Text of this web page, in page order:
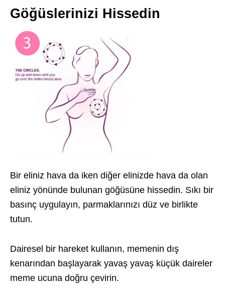
Göğüslerinizi Hissedin
Bir eliniz hava da iken diğer elinizde hava da olan
eliniz yönünde bulunan göğüsüne hissedin. Sıkı bir
basınç uygulayın, parmaklarınızı düz ve birlikte
tutun.
Dairesel bir hareket kullanın, memenin dış
kenarından başlayarak yavaş yavaş küçük daireler
meme ucuna doğru çevirin.